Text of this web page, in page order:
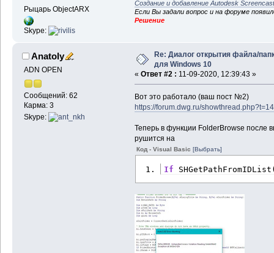
Рыцарь ObjectARX
Skype:
Создание и добавление Autodesk
Если Вы задали вопрос и на форуме
Решение
Anatoly
ADN OPEN
Сообщений: 62
Карма: 3
Skype:
Re: Диалог открытия файла/
для Windows 10
« Ответ #2 : 11-09-2020, 12:39:43 »
Вот это работало (ваш пост №2)
https://forum.dwg.ru/
Теперь в функции FolderBrowse после
рушится на
Код - Visual Basic [Выбрать]
If